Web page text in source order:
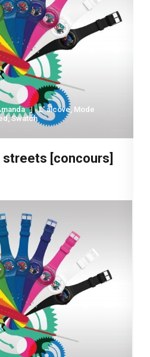
L' alcove, Mode
,Swatch
[concours]